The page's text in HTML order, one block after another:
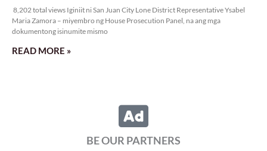
8,202 total views Iginiit ni San Juan City Lone District Representative Ysabel
Maria Zamora – miyembro ng House Prosecution Panel, na ang mga
dokumentong isinumite mismo
READ MORE »
BE OUR PARTNERS